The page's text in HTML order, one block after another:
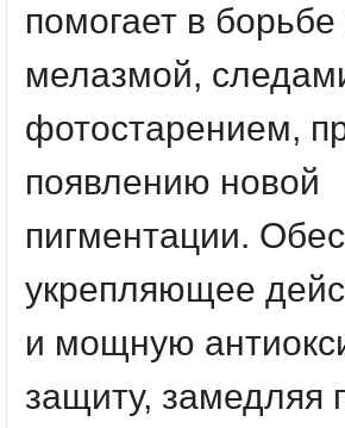
помогает в борьбе
мелазмой,
фотостарением,
появлению новой
пигментации.
укрепляющее
и мощную
защиту, замедляя